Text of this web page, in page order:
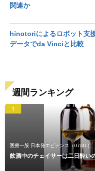
関連か
hinotoriによるロボット支
データでda Vinciと比較
週間ランキング
1
医療一般 日本発エビデンス （07/31）
飲酒中のチェイサーは二日酔い